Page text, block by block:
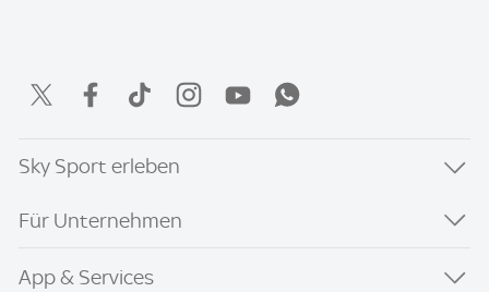
Sky Sport erleben
Für Unternehmen
App & Services